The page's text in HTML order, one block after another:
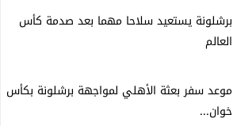
برشلونة يستعيد سلاحا مهما بعد صدمة كأس
العالم
موعد سفر بعثة الأهلي لمواجهة برشلونة بكأس
خوان...